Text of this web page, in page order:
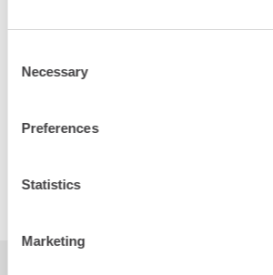
Selection
Necessary
Preferences
Statistics
Marketing
Ensimmäinen pv